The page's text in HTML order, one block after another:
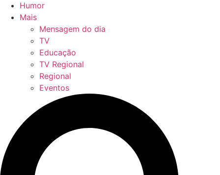
Humor
Mais
Mensagem do dia
TV
Educação
TV Regional
Regional
Eventos